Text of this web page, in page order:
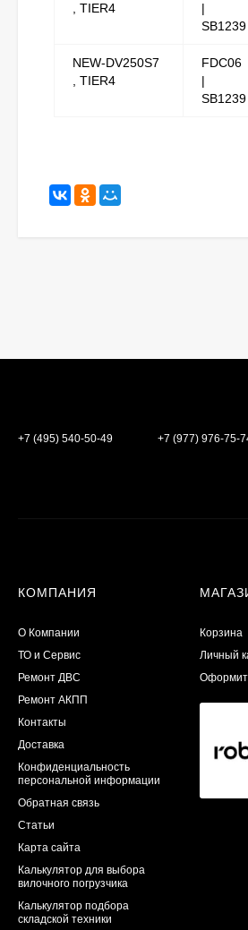
, TIER4
|
SB1239
NEW-DV250S7
, TIER4
FDC06
|
SB1239
+7 (495) 540-50-49 +7 (977) 976-75-
КОМПАНИЯ
О Компании
ТО и Сервис
​Ремонт ДВС
Ремонт АКПП
Контакты
Доставка
Конфиденциальность
персональной информации
Обратная связь
Статьи
Карта сайта
Калькулятор для выбора
вилочного погрузчика
Калькулятор подбора
складской техники
Корзина
Личный